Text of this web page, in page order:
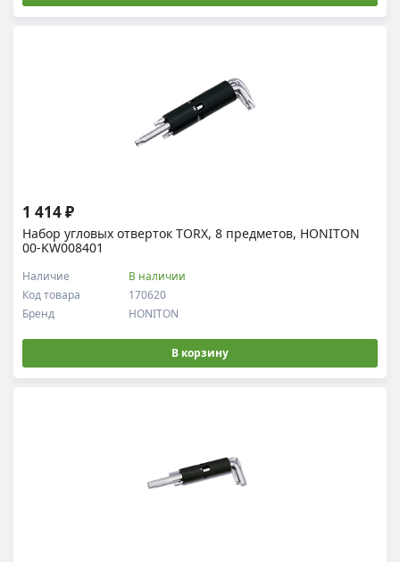
Набор угловых отверток TORX, 8 предметов, HONITON
00-KW008401
Код товара 170620
Наличие В наличии
Бренд HONITON
1 414 ₽
В корзину